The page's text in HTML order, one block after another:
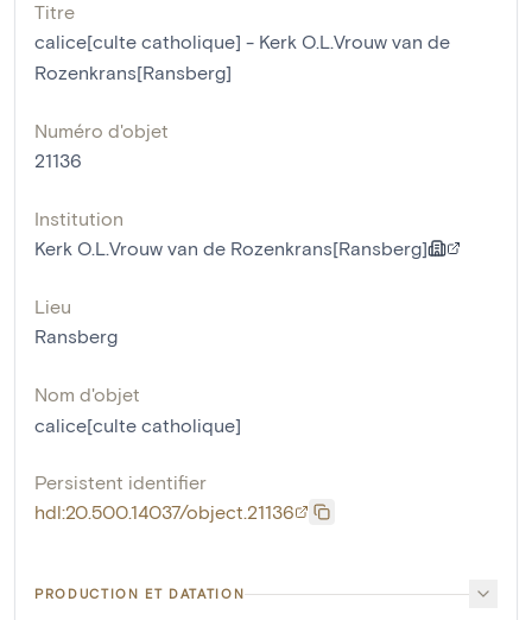
Titre
calice[culte catholique] - Kerk O.L.Vrouw van de
Rozenkrans[Ransberg]
Numéro d'objet
21136
Institution
Kerk O.L.Vrouw van de Rozenkrans[Ransberg]
Lieu
Ransberg
Nom d'objet
calice[culte catholique]
Persistent identifier
hdl:20.500.14037/object.21136
PRODUCTION ET DATATION